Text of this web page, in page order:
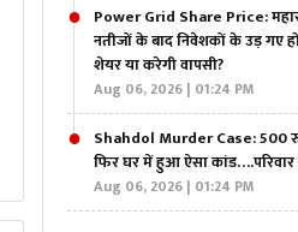
Power Grid Share Price:
नतीजों के बाद निवेशकों के उड़ गए
शेयर या करेगी वापसी?
Aug 06, 2026 | 01:24 PM
Shahdol Murder Case: 500
फिर घर में हुआ ऐसा
Aug 06, 2026 | 01:24 PM